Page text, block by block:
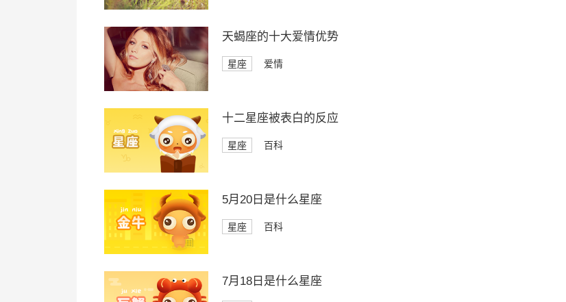
天蝎座的十大爱情优势
星座 爱情
十二星座被表白的反应
星座 百科
5月20日是什么星座
星座 百科
7月18日是什么星座